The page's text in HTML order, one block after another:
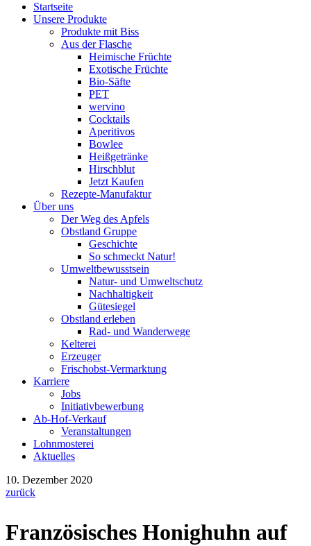
Startseite
Unsere Produkte
Produkte mit Biss
Aus der Flasche
Heimische Früchte
Exotische Früchte
Bio-Säfte
PET
wervino
Cocktails
Aperitivos
Bowlee
Heißgetränke
Hirschblut
Jetzt Kaufen
Rezepte-Manufaktur
Über uns
Der Weg des Apfels
Obstland Gruppe
Geschichte
So schmeckt Natur!
Umweltbewusstsein
Natur- und Umweltschutz
Nachhaltigkeit
Gütesiegel
Obstland erleben
Rad- und Wanderwege
Kelterei
Erzeuger
Frischobst-Vermarktung
Karriere
Jobs
Initiativbewerbung
Ab-Hof-Verkauf
Veranstaltungen
Lohnmosterei
Aktuelles
10. Dezember 2020
zurück
Französisches Honighuhn auf